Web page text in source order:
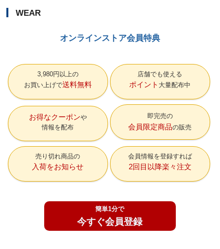
WEAR
オンラインストア会員特典
3,980円以上の
お買い上げで送料無料
店舗でも使える
ポイント 大量配布中
お得なクーポン
情報を配布
即完売の
会員限定商品の販売
売り切れ商品の
入荷をお知らせ
会員情報を登録すれば
2回目以降楽々注文
簡単1分で
今すぐ会員登録